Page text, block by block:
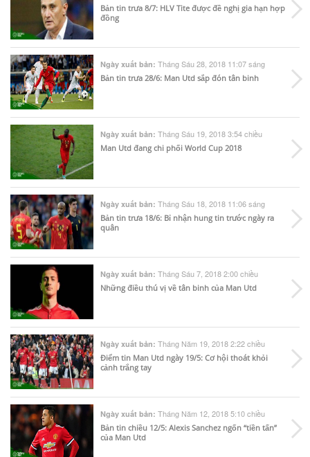
Bản tin trưa 8/7: HLV Tite được đề nghị gia hạn hợp
đồng
Ngày xuất bản: Tháng Sáu 28, 2018 11:07 sáng
Bản tin trưa 28/6: Man Utd sắp đón tân binh
Ngày xuất bản: Tháng Sáu 19, 2018 3:54 chiều
Man Utd đang chi phối World Cup 2018
Ngày xuất bản: Tháng Sáu 18, 2018 11:06 sáng
Bản tin trưa 18/6: Bỉ nhận hung tin trước ngày ra
quân
Ngày xuất bản: Tháng Sáu 7, 2018 2:00 chiều
Những điều thú vị về tân binh của Man Utd
Ngày xuất bản: Tháng Năm 19, 2018 2:22 chiều
Điểm tin Man Utd ngày 19/5: Cơ hội thoát khỏi
cảnh trắng tay
Ngày xuất bản: Tháng Năm 12, 2018 5:10 chiều
Bản tin chiều 12/5: Alexis Sanchez ngốn “tiền tấn”
của Man Utd